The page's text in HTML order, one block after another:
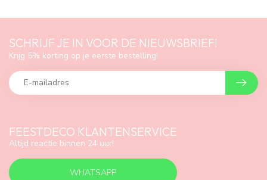
FEESTDECO KLANTENSERVICE
Altijd reactie binnen 24 uur!
WHATSAPP
SCHRIJF JE IN VOOR DE NIEUWSBRIEF!
Krijg 5% korting op je eerste bestelling!